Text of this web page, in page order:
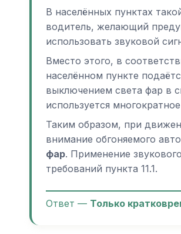
В населённых пунктах
водитель, желающий
использовать звуковой
Вместо этого, в
населённом пункте
выключением света фар в
используется
Таким образом, при
внимание обгоняемого
фар. Применение
требований пункта 11.1.
Ответ — Только